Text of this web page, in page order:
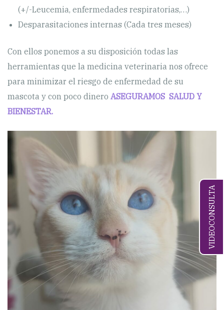
VIDEOCONSULTA
(+/-Leucemia, enfermedades respiratorias,…)
Desparasitaciones internas (Cada tres meses)
Con ellos ponemos a su disposición todas las
herramientas que la medicina veterinaria nos ofrece
para minimizar el riesgo de enfermedad de su
mascota y con poco dinero ASEGURAMOS SALUD Y
BIENESTAR.